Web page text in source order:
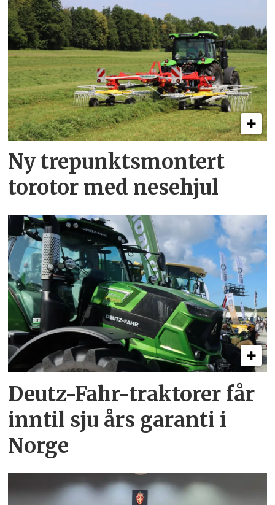
Ny trepunkts­montert
torotor med nesehjul
Deutz-Fahr-traktorer får
inntil sju års garanti i
Norge